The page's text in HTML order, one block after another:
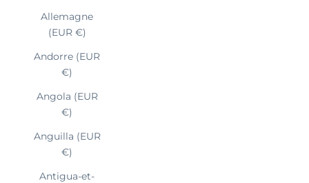
Allemagne
(EUR €)
Andorre (EUR
€)
Angola (EUR
€)
Anguilla (EUR
€)
Antigua-et-